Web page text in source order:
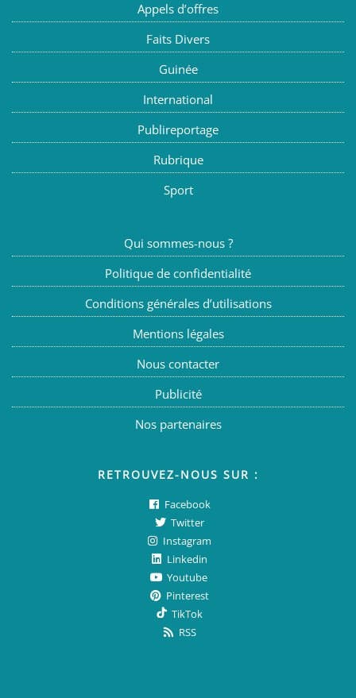
Appels d’offres
Faits Divers
Guinée
International
Publireportage
Rubrique
Sport
Qui sommes-nous ?
Politique de confidentialité
Conditions générales d’utilisations
Mentions légales
Nous contacter
Publicité
Nos partenaires
RETROUVEZ-NOUS SUR :
Facebook
Twitter
Instagram
Linkedin
Youtube
Pinterest
TikTok
RSS